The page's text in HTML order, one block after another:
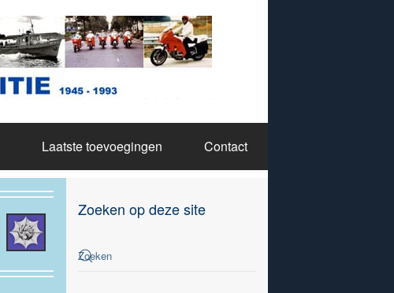
Laatste toevoegingen Contact
Zoeken op deze site